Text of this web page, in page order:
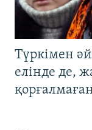
Түркімен
елінде де,